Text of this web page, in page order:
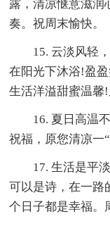
露，清凉惬意滋润
奏。祝周末愉快。
15. 云淡风轻
在阳光下沐浴!盈
生活洋溢甜蜜温馨
16. 夏日高温
祝福，原您清凉一
17. 生活是平
可以是诗，在一路
个日子都是幸福。